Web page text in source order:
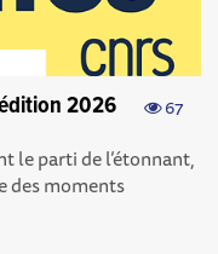
67
2026
le parti de l’étonnant,
des moments